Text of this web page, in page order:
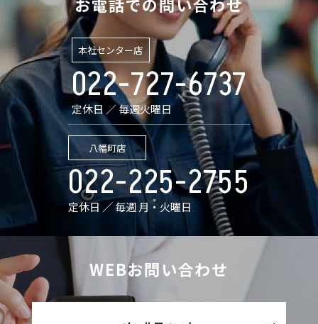
本社センター店
022-727-6737
定休日 ／ 毎週火曜日
八幡町店
022-225-2755
定休日 ／ 毎週 月・火曜日
WEBお問い合わせ